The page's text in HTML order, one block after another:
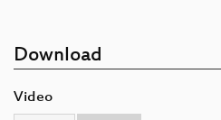
Download
Video